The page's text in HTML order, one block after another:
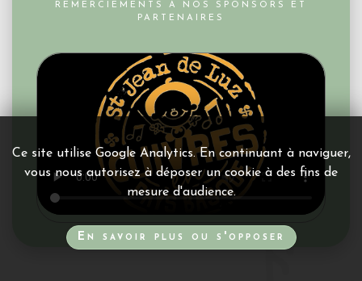
REMERCIEMENTS À NOS SPONSORS ET
PARTENAIRES
Ce site utilise Google Analytics. En continuant à naviguer,
vous nous autorisez à déposer un cookie à des fins de
mesure d'audience.
En savoir plus ou s'opposer